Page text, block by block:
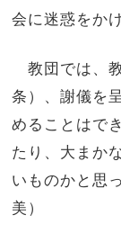
会に迷惑をか
教団では、
条）、謝儀を
めることはで
たり、大まか
いものかと思
美）